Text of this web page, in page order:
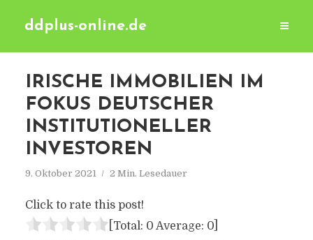
ddplus-online.de
IRISCHE IMMOBILIEN IM
FOKUS DEUTSCHER
INSTITUTIONELLER
INVESTOREN
9. Oktober 2021 2 Min. Lesedauer
Click to rate this post!
[Total: 0 Average: 0]